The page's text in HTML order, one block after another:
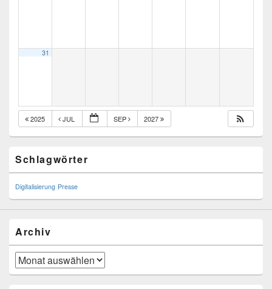
31
2025 JUL SEP 2027
Sidebar
Widget
Area
Schlagwörter
Digitalisierung Presse
Archiv
Archiv